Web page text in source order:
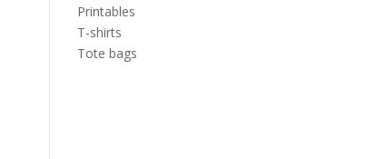
Printables
T-shirts
Tote bags